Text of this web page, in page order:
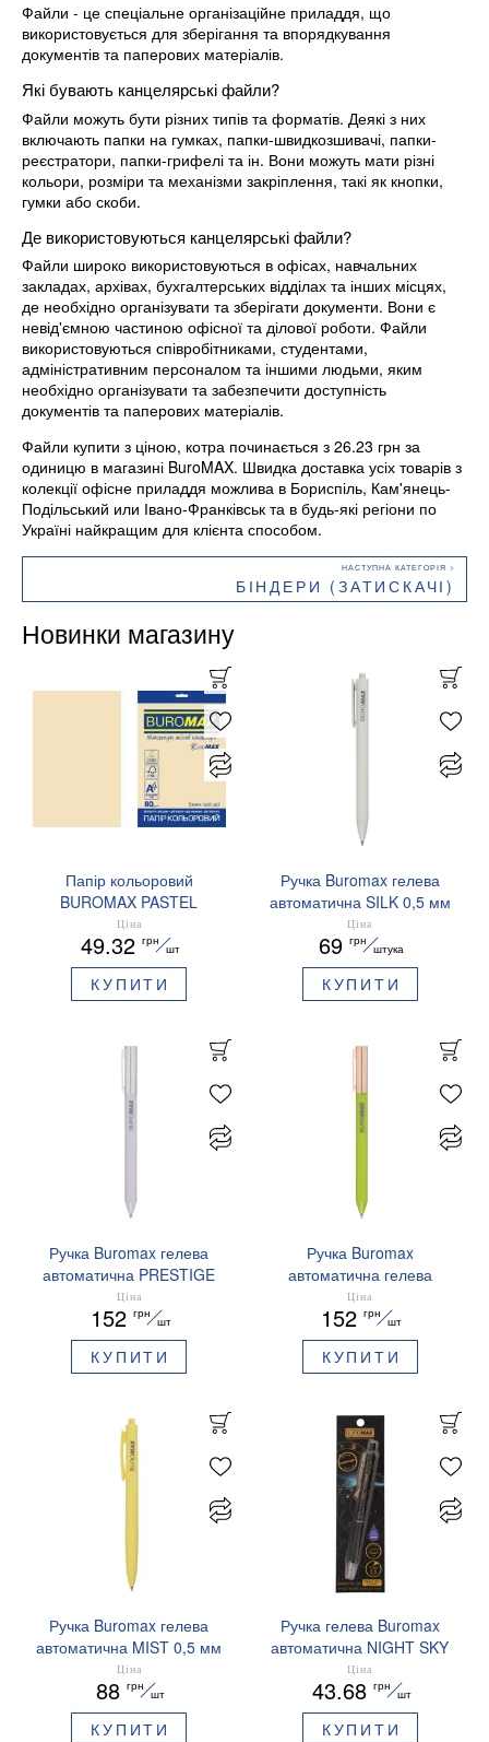
Файли - це спеціальне організаційне приладдя, що
використовується для зберігання та впорядкування
документів та паперових матеріалів.
Які бувають канцелярські файли?
Файли можуть бути різних типів та форматів. Деякі з них
включають папки на гумках, папки-швидкозшивачі, папки-
реєстратори, папки-грифелі та ін. Вони можуть мати різні
кольори, розміри та механізми закріплення, такі як кнопки,
гумки або скоби.
Де використовуються канцелярські файли?
Файли широко використовуються в офісах, навчальних
закладах, архівах, бухгалтерських відділах та інших місцях,
де необхідно організувати та зберігати документи. Вони є
невід'ємною частиною офісної та ділової роботи. Файли
використовуються співробітниками, студентами,
адміністративним персоналом та іншими людьми, яким
необхідно організувати та забезпечити доступність
документів та паперових матеріалів.
Файли купити з ціною, котра починається з 26.23 грн за
одиницю в магазині BuroMAX. Швидка доставка усіх товарів з
колекції офісне приладдя можлива в Бориспіль, Кам'янець-
Подільський или Івано-Франківськ та в будь-які регіони по
Україні найкращим для клієнта способом.
БІНДЕРИ (ЗАТИСКАЧІ)
Новинки магазину
Папір кольоровий
BUROMAX PASTEL
EUROMAX 20 арк А4 80 г/
мс BM.2721220E-08
Ціна
49.32 грн
шт
КУПИТИ
Ручка Buromax гелева
автоматична SILK 0,5 мм
сині чорнила BM.83100
Ціна
69 грн
штука
КУПИТИ
Ручка Buromax гелева
автоматична PRESTIGE
SILVER 0,5 мм сині
чорнила BM.83102
Ціна
152 грн
шт
КУПИТИ
Ручка Buromax
автоматична гелева
PRESTIGE GOLD 0,5 мм
сині чорнила BM.83101
Ціна
152 грн
шт
КУПИТИ
Ручка Buromax гелева
автоматична MIST 0,5 мм
сині чорнила BM.83103
Ціна
88 грн
шт
КУПИТИ
Ручка гелева Buromax
автоматична NIGHT SKY
ZODIAC 0.5 мм
ароматизований грип синє
чорнило BM.8379-01
Ціна
43.68 грн
шт
КУПИТИ